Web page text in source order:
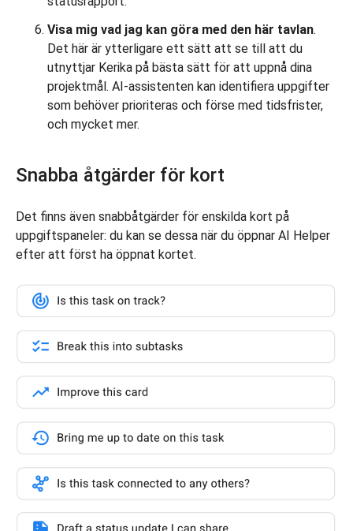
Visa mig vad jag kan göra med den här tavlan.
Det här är ytterligare ett sätt att se till att du
utnyttjar Kerika på bästa sätt för att uppnå dina
projektmål. AI-assistenten kan identifiera uppgifter
som behöver prioriteras och förse med tidsfrister,
och mycket mer.
Snabba åtgärder för kort
Det finns även snabbåtgärder för enskilda kort på
uppgiftspaneler: du kan se dessa när du öppnar AI Helper
efter att först ha öppnat kortet.